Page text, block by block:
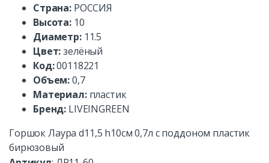
Страна: РОССИЯ
Высота: 10
Диаметр: 11.5
Цвет:зелёный
Код:00118221
Объем:0,7
Материал: пластик
Бренд: LIVEINGREEN
Горшок Лаура d11,5 h10см 0,7л с поддоном пластик
бирюзовый